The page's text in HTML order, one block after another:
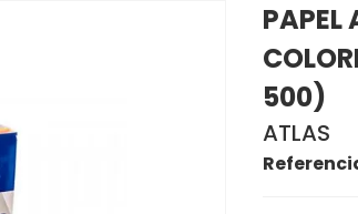
PAPEL
500)
ATLAS